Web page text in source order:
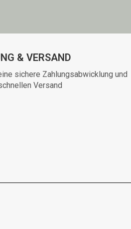
& VERSAND
sichere Zahlungsabwicklung und
Versand